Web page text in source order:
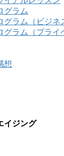
グラム
グラム（ビジネ
グラム（プライ
想
イジング